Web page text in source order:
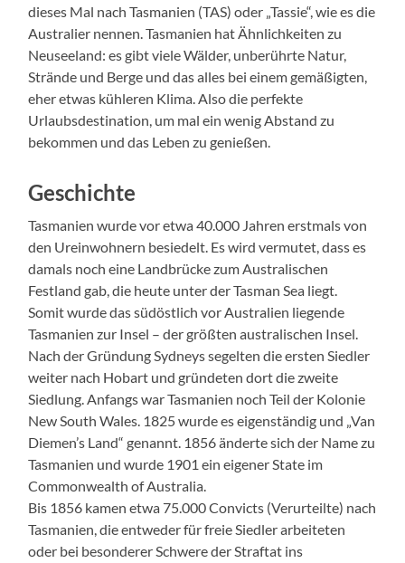
dieses Mal nach Tasmanien (TAS) oder „Tassie“, wie es die
Australier nennen. Tasmanien hat Ähnlichkeiten zu
Neuseeland: es gibt viele Wälder, unberührte Natur,
Strände und Berge und das alles bei einem gemäßigten,
eher etwas kühleren Klima. Also die perfekte
Urlaubsdestination, um mal ein wenig Abstand zu
bekommen und das Leben zu genießen.
Geschichte
Tasmanien wurde vor etwa 40.000 Jahren erstmals von
den Ureinwohnern besiedelt. Es wird vermutet, dass es
damals noch eine Landbrücke zum Australischen
Festland gab, die heute unter der Tasman Sea liegt.
Somit wurde das südöstlich vor Australien liegende
Tasmanien zur Insel – der größten australischen Insel.
Nach der Gründung Sydneys segelten die ersten Siedler
weiter nach Hobart und gründeten dort die zweite
Siedlung. Anfangs war Tasmanien noch Teil der Kolonie
New South Wales. 1825 wurde es eigenständig und „Van
Diemen’s Land“ genannt. 1856 änderte sich der Name zu
Tasmanien und wurde 1901 ein eigener State im
Commonwealth of Australia.
Bis 1856 kamen etwa 75.000 Convicts (Verurteilte) nach
Tasmanien, die entweder für freie Siedler arbeiteten
oder bei besonderer Schwere der Straftat ins